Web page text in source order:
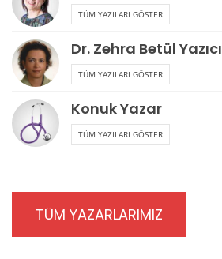
TÜM YAZILARI GÖSTER
Dr. Zehra Betül Yazıcı
TÜM YAZILARI GÖSTER
Konuk Yazar
TÜM YAZILARI GÖSTER
TÜM YAZARLARIMIZ